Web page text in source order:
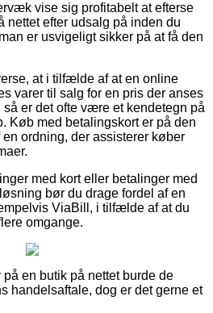
vise sig profitabelt at efterse
nettet efter udsalg på inden du
er usvigeligt sikker på at få den
at i tilfælde af at en online
varer til salg for en pris der anses
er det ofte være et kendetegn på
Køb med betalingskort er på den
ordning, der assisterer køber
med kort eller betalinger med
bør du drage fordel af en
ViaBill, i tilfælde af at du
omgange.
en butik på nettet burde de
handelsaftale, dog er det gerne et